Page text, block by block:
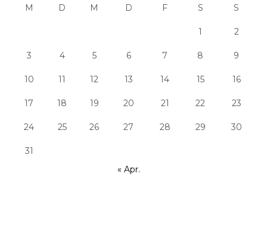
M D M D F S S
1 2
3 4 5 6 7 8 9
10 11 12 13 14 15 16
17 18 19 20 21 22 23
24 25 26 27 28 29 30
31
« Apr.